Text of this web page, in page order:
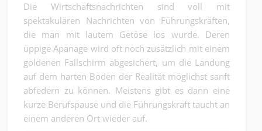
Die Wirtschaftsnachrichten sind voll mit
spektakulären Nachrichten von Führungskräften,
die man mit lautem Getöse los wurde. Deren
üppige Apanage wird oft noch zusätzlich mit einem
goldenen Fallschirm abgesichert, um die Landung
auf dem harten Boden der Realität möglichst sanft
abfedern zu können. Meistens gibt es dann eine
kurze Berufspause und die Führungskraft taucht an
einem anderen Ort wieder auf.